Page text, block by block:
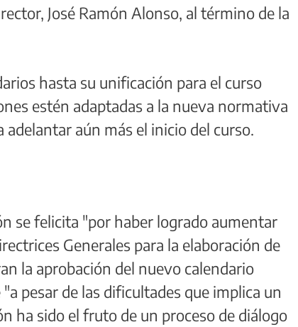
José Ramón Alonso, al término de la
hasta su unificación para el curso
estén adaptadas a la nueva normativa
adelantar aún más el inicio del curso.
se felicita "por haber logrado aumentar
Generales para la elaboración de
la aprobación del nuevo calendario
pesar de las dificultades que implica un
ha sido el fruto de un proceso de diálogo